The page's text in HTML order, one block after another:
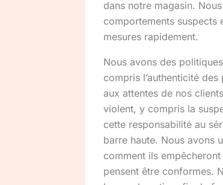
dans notre magasin.
comportements suspects
mesures rapidement.
Nous avons des
compris l’authenticité
aux attentes de nos
violent, y compris la
cette responsabilité au
barre haute. Nous avons
comment ils
pensent être conformes.